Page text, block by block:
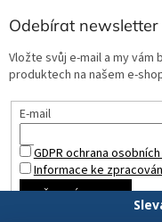
Odebírat newsletter
Vložte svůj e-mail a my
produktech na našem e-
E-mail
GDPR ochrana
Informace ke
PŘIHLÁSIT SE